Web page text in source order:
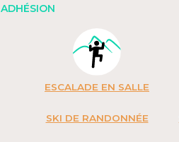
ADHÉSION
ESCALADE EN SALLE
SKI DE RANDONNÉE